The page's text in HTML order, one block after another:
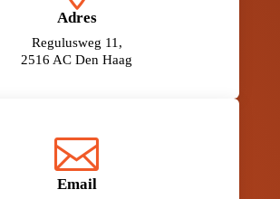
Adres
Regulusweg 11,
2516 AC Den Haag

Email